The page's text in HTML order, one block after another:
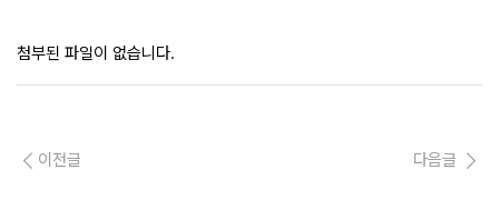
첨부된 파일이 없습니다.
이전글 다음글